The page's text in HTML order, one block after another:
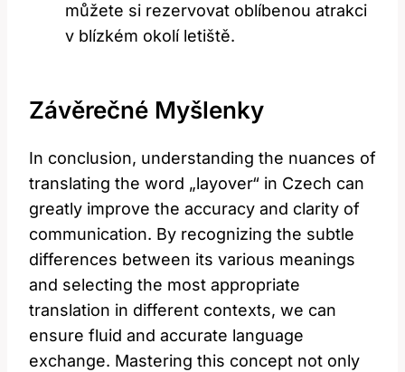
můžete si rezervovat oblíbenou atrakci
v blízkém okolí letiště.
Závěrečné Myšlenky
In conclusion, understanding the nuances of
translating the word „layover“ in Czech can
greatly improve the accuracy and clarity of
communication. By recognizing the subtle
differences between its various meanings
and selecting the most appropriate
translation in different contexts, we can
ensure fluid and accurate language
exchange. Mastering this concept not only